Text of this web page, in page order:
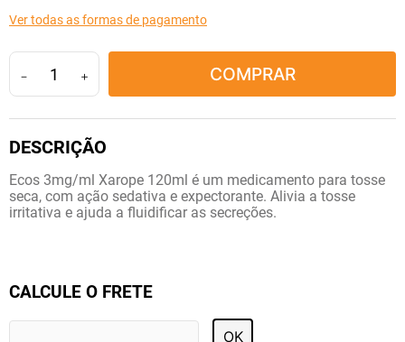
Ver todas as formas de pagamento
＋
－ COMPRAR
Ecos 3mg/ml Xarope 120ml é um medicamento para tosse
seca, com ação sedativa e expectorante. Alivia a tosse
irritativa e ajuda a fluidificar as secreções.
CALCULE O FRETE
OK
10º tadalafila